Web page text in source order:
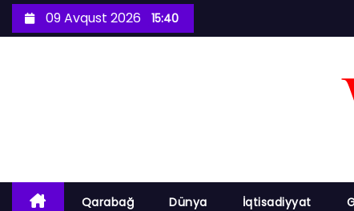
k
09 Avqust 2026 15:40
Qarabağ Dünya İqtisadiyyat